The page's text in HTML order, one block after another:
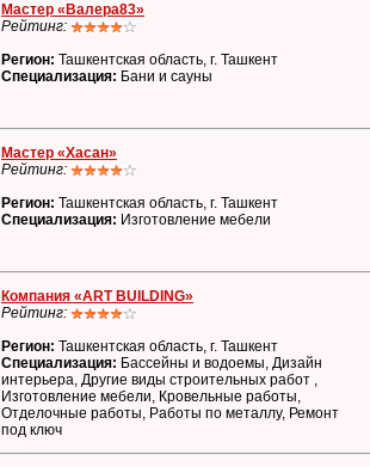
Мастер «Валера83»
Рейтинг:
Регион: Ташкентская область, г. Ташкент
Специализация: Бани и сауны
Мастер «Хасан»
Рейтинг:
Регион: Ташкентская область, г. Ташкент
Специализация: Изготовление мебели
Компания «ART BUILDING»
Рейтинг:
Регион: Ташкентская область, г. Ташкент
Специализация: Бассейны и водоемы, Дизайн
интерьера, Другие виды строительных работ ,
Изготовление мебели, Кровельные работы,
Отделочные работы, Работы по металлу, Ремонт
под ключ